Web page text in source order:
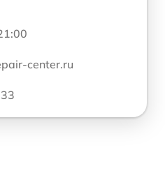
center.ru